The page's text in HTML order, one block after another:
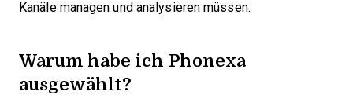
Kanäle managen und analysieren müssen.
Warum habe ich Phonexa
ausgewählt?